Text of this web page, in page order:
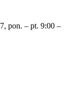
pon. – pt. 9:00 –